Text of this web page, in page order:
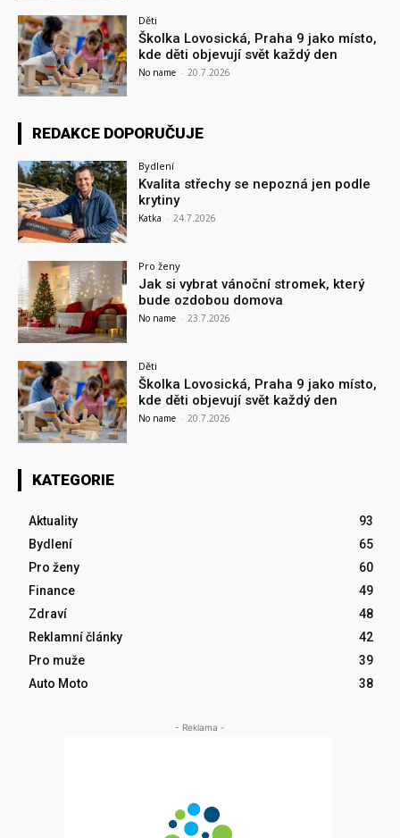
Děti
Školka Lovosická, Praha 9 jako místo,
kde děti objevují svět každý den
No name - 20.7.2026
REDAKCE DOPORUČUJE
Bydlení
Kvalita střechy se nepozná jen podle
krytiny
Katka - 24.7.2026
Pro ženy
Jak si vybrat vánoční stromek, který
bude ozdobou domova
No name - 23.7.2026
Děti
Školka Lovosická, Praha 9 jako místo,
kde děti objevují svět každý den
No name - 20.7.2026
KATEGORIE
Aktuality
93
Bydlení
65
Pro ženy
60
Finance
49
Zdraví
48
Reklamní články
42
Pro muže
39
Auto Moto
38
- Reklama -